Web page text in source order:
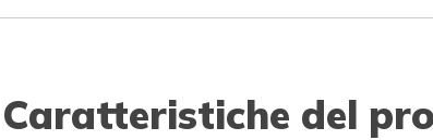
Caratteristiche del